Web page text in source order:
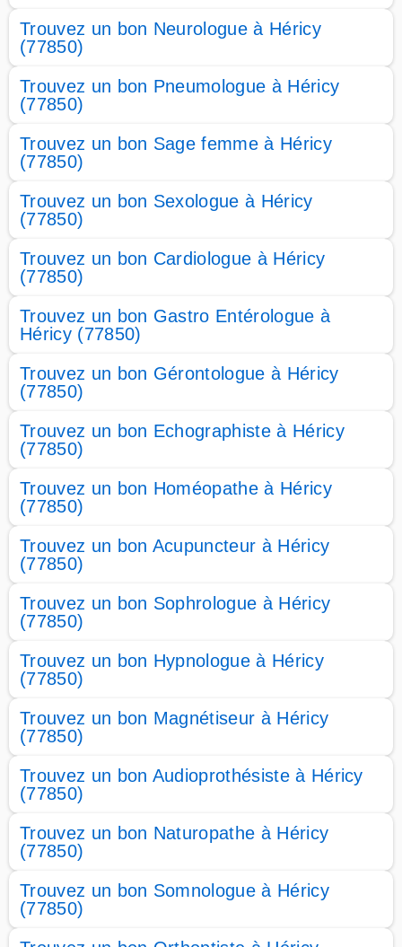
Trouvez un bon Neurologue à Héricy
(77850)
Trouvez un bon Pneumologue à Héricy
(77850)
Trouvez un bon Sage femme à Héricy
(77850)
Trouvez un bon Sexologue à Héricy
(77850)
Trouvez un bon Cardiologue à Héricy
(77850)
Trouvez un bon Gastro Entérologue à
Héricy (77850)
Trouvez un bon Gérontologue à Héricy
(77850)
Trouvez un bon Echographiste à Héricy
(77850)
Trouvez un bon Homéopathe à Héricy
(77850)
Trouvez un bon Acupuncteur à Héricy
(77850)
Trouvez un bon Sophrologue à Héricy
(77850)
Trouvez un bon Hypnologue à Héricy
(77850)
Trouvez un bon Magnétiseur à Héricy
(77850)
Trouvez un bon Audioprothésiste à Héricy
(77850)
Trouvez un bon Naturopathe à Héricy
(77850)
Trouvez un bon Somnologue à Héricy
(77850)